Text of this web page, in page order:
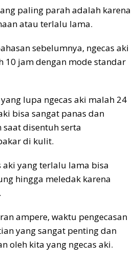
paling parah adalah karena
atau terlalu lama.
sebelumnya, ngecas aki
10 jam dengan mode standar
lupa ngecas aki malah 24
bisa sangat panas dan
disentuh serta
di kulit.
aki yang terlalu lama bisa
hingga meledak karena
ampere, waktu pengecasan
yang sangat penting dan
oleh kita yang ngecas aki.